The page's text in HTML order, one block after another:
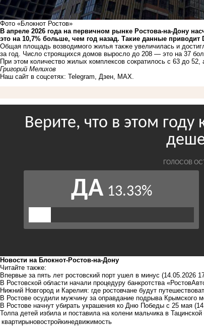
Фото «Блокнот Ростов»
В апреле 2026 года на первичном рынке Ростова-на-Дону
это на 10,7% больше, чем год назад. Такие данные приводит
Общая площадь возводимого жилья также увеличилась и
за год. Число строящихся домов выросло до 208 — это на 37
При этом количество жилых комплексов сократилось с 63 до
Григорий Мелихов
Наш сайт в соцсетях: Telegram Дзен MAX
Новости на Блoкнoт-Ростов-на-Дону
Читайте также:
Впервые за пять лет ростовский порт ушел в минус (14.05.2026
В Ростовской области начали процедуру банкротства
Нижний Новгород и Карелия: где ростовчане будут
В Ростове осудили мужчину за оправдание подрыва Крымского
В Ростове начнут убирать украшения ко Дню Победы с 25 мая
Толпа детей избила и поставила на колени мальчика в
квартирыновостройкинедвижимость